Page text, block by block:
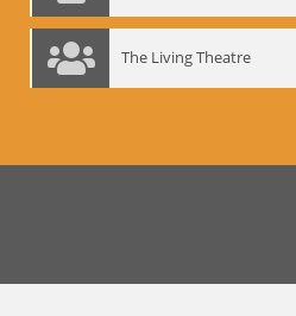
The Living Theatre